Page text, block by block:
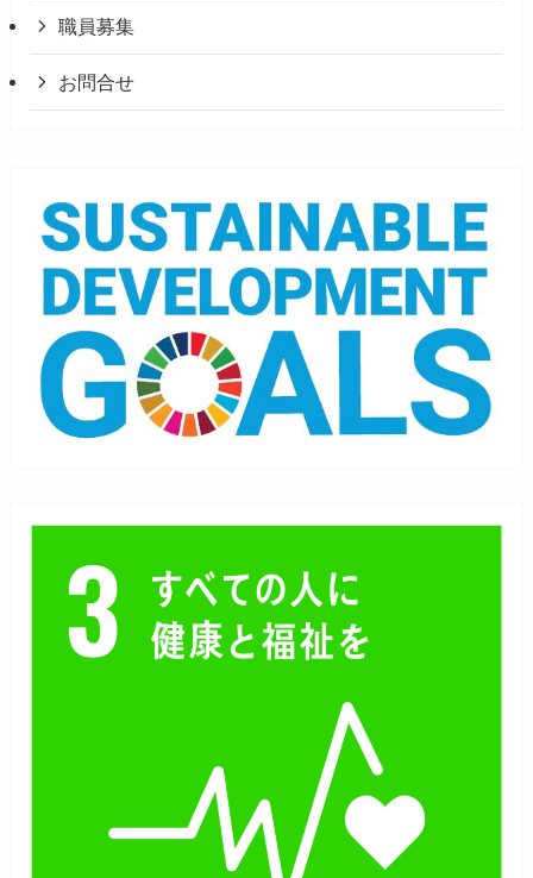
職員募集
お問合せ